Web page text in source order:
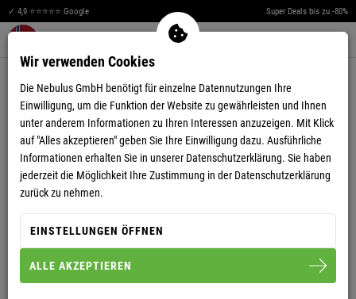
✓ 4,9 ⭐⭐⭐⭐⭐ Google Super Deals bis zu -80%
Warenkorb aufklappen
FLEECEPULLOVER SKANDINAVIA DAMEN
Wir verwenden Cookies
Die Nebulus GmbH benötigt für einzelne Datennutzungen Ihre
Einwilligung, um die Funktion der Website zu gewährleisten und Ihnen
unter anderem Informationen zu Ihren Interessen anzuzeigen. Mit Klick
auf "Alles akzeptieren" geben Sie Ihre Einwilligung dazu. Ausführliche
Informationen erhalten Sie in unserer Datenschutzerklärung. Sie haben
jederzeit die Möglichkeit Ihre Zustimmung in der Datenschutzerklärung
zurück zu nehmen.
EINSTELLUNGEN ÖFFNEN
ALLE AKZEPTIEREN